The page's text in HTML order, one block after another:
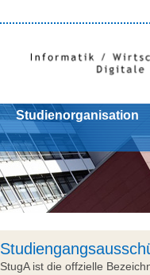
Studienorganisation
StugA ist die offzielle